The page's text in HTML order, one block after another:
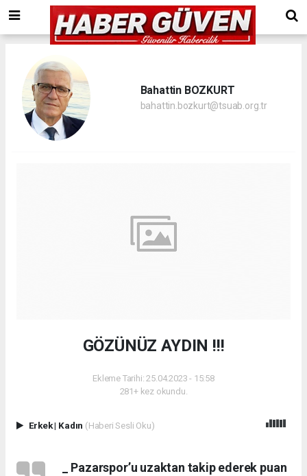
Bahattin BOZKURT
bahattin.bozkurt@tsuab.org.tr
GÖZÜNÜZ AYDIN !!!
Ekleme Tarihi: 25.04.2023 - 15:58
281+ kez okundu.
Erkek| Kadın (Haberi Sesli Oku)
_ Pazarspor’u uzaktan takip ederek puan